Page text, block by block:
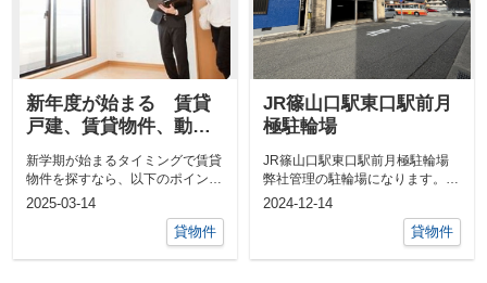
新年度が始まる 賃貸
戸建、賃貸物件、動物
新学期が始まるタイミングで賃貸
物件を探すなら、以下のポイント
を押さえておくとスムーズに進め
2025-03-14
貸物件
JR篠山口駅東口駅前月
極駐輪場
JR篠山口駅東口駅前月極駐輪場
弊社管理の駐輪場になります。概
要所在地：兵庫県丹波篠山市大沢
2024-12-14
貸物件